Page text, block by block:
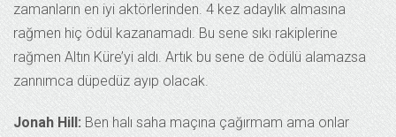
zamanların en iyi aktörlerinden. 4 kez adaylık almasına
rağmen hiç ödül kazanamadı. Bu sene sıkı rakiplerine
rağmen Altın Küre’yi aldı. Artık bu sene de ödülü alamazsa
zannımca düpedüz ayıp olacak.
Jonah Hill: Ben halı saha maçına çağırmam ama onlar